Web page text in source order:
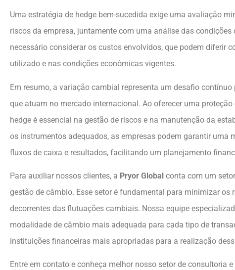
Uma estratégia de hedge bem-sucedida exige uma avaliação
riscos da empresa, juntamente com uma análise das condições
necessário considerar os custos envolvidos, que podem diferir
utilizado e nas condições econômicas vigentes.
Em resumo, a variação cambial representa um desafio
que atuam no mercado internacional. Ao oferecer uma
hedge é essencial na gestão de riscos e na manutenção da
os instrumentos adequados, as empresas podem garantir uma
fluxos de caixa e resultados, facilitando um planejamento
Para auxiliar nossos clientes, a Pryor Global conta com um
gestão de câmbio. Esse setor é fundamental para minimizar os
decorrentes das flutuações cambiais. Nossa equipe
modalidade de câmbio mais adequada para cada tipo de
instituições financeiras mais apropriadas para a realização
Entre em contato e conheça melhor nosso setor de consultoria